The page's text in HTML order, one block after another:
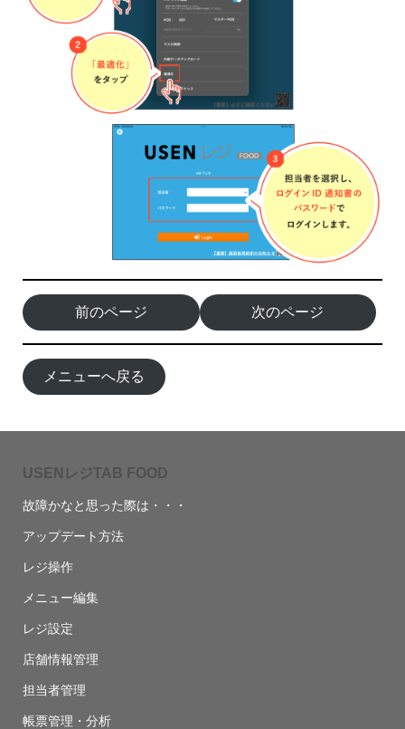
前のページ 次のページ
メニューへ戻る
USENレジTAB FOOD
故障かなと思った際は・・・
アップデート方法
レジ操作
メニュー編集
レジ設定
店舗情報管理
担当者管理
帳票管理・分析